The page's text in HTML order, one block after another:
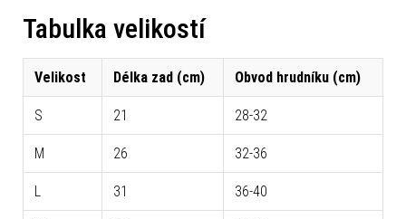
Tabulka velikostí
Velikost Délka zad (cm) Obvod hrudníku (cm)
S 21 28-32
M 26 32-36
L 31 36-40